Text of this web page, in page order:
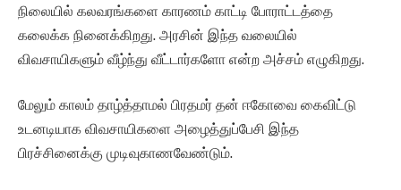
நிலையில் கலவரங்களை காரணம் காட்டி போராட்டத்தை
கலைக்க நினைக்கிறது. அரசின் இந்த வலையில்
விவசாயிகளும் வீழ்ந்து வீட்டார்களோ என்ற அச்சம் எழுகிறது.
மேலும் காலம் தாழ்த்தாமல் பிரதமர் தன் ஈகோவை கைவிட்டு
உடனடியாக விவசாயிகளை அழைத்துப்பேசி இந்த
பிரச்சினைக்கு முடிவுகாணவேண்டும்.